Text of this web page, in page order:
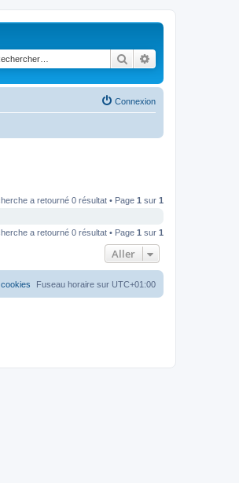
Rechercher
Connexion
a retourné 0 résultat • Page 1 sur 1
a retourné 0 résultat • Page 1 sur 1
Aller
Fuseau horaire sur UTC+01:00